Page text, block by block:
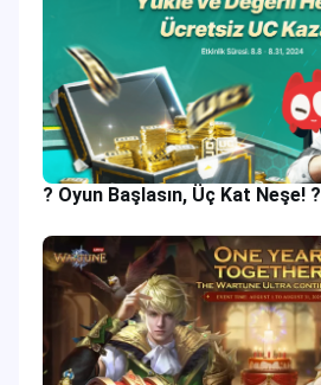
? Oyun Başlasın, Üç Kat Neşe! ?